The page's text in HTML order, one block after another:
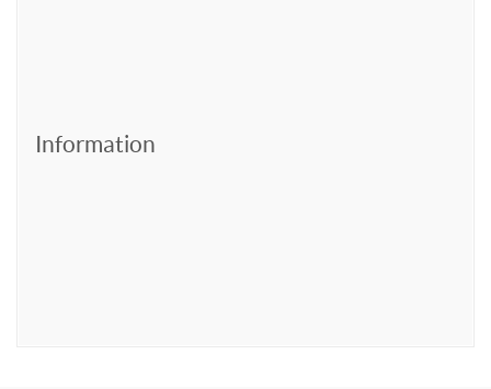
Information